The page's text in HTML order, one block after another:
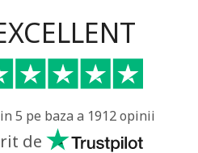
Telefon fix
Mobil
Italy
5 pe baza a 1912 opinii
de